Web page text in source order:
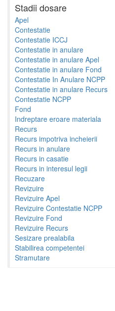
Stadii dosare
Apel
Contestatie
Contestatie ICCJ
Contestatie in anulare
Contestatie in anulare Apel
Contestatie in anulare Fond
Contestatie In Anulare NCPP
Contestatie in anulare Recurs
Contestatie NCPP
Fond
Indreptare eroare materiala
Recurs
Recurs impotriva incheierii
Recurs in anulare
Recurs in casatie
Recurs in interesul legii
Recuzare
Revizuire
Revizuire Apel
Revizuire Contestatie NCPP
Revizuire Fond
Revizuire Recurs
Sesizare prealabila
Stabilirea competentei
Stramutare